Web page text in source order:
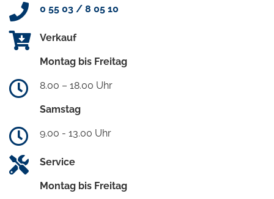
0 55 03 / 8 05 10
Verkauf
Montag bis Freitag
8.00 – 18.00 Uhr
Samstag
9.00 - 13.00 Uhr
Service
Montag bis Freitag